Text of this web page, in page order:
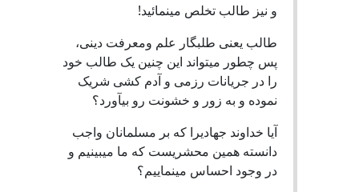
و نیز طالب تخلص مینمائید!
طالب یعنی طلبگار علم ومعرفت دینی،
پس چطور میتواند این چنین یک طالب خود
را در جریانات رزمی و آدم کشی شریک
نموده و به زور و خشونت رو بیآورد؟
آیا خداوند جهادیرا که بر مسلمانان واجب
دانسته همین محشریست که ما میبینیم و
در وجود احساس مینماییم؟